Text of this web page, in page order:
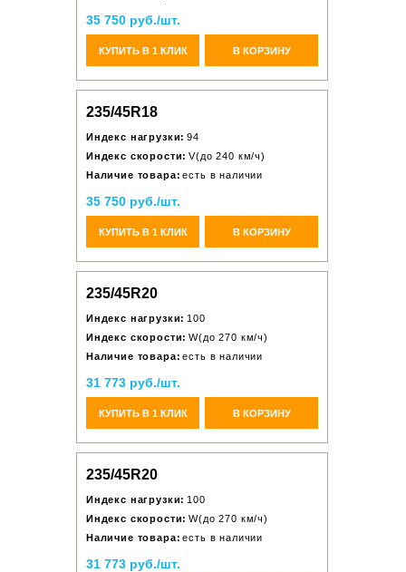
35 750 руб./шт.
КУПИТЬ В 1 КЛИК В КОРЗИНУ
235/45R18
Индекс нагрузки: 94
Индекс скорости: V(до 240 км/ч)
Наличие товара: есть в наличии
35 750 руб./шт.
КУПИТЬ В 1 КЛИК В КОРЗИНУ
235/45R20
Индекс нагрузки: 100
Индекс скорости: W(до 270 км/ч)
Наличие товара: есть в наличии
31 773 руб./шт.
КУПИТЬ В 1 КЛИК В КОРЗИНУ
235/45R20
Индекс нагрузки: 100
Индекс скорости: W(до 270 км/ч)
Наличие товара: есть в наличии
31 773 руб./шт.